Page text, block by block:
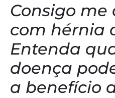
Consigo
com hérnia
Entenda
doença
a benefício